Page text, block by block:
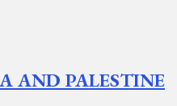
AND PALESTINE